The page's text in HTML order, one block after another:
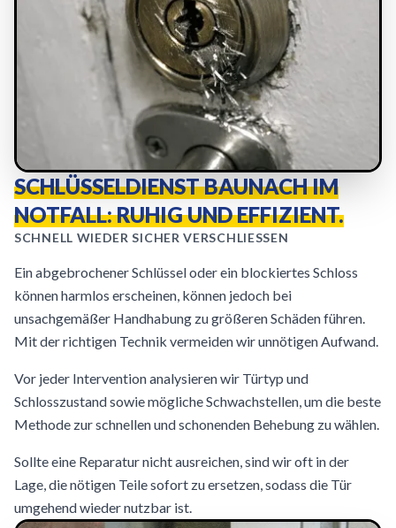
SCHLÜSSELDIENST BAUNACH IM
NOTFALL: RUHIG UND EFFIZIENT.
SCHNELL WIEDER SICHER VERSCHLIESSEN
Ein abgebrochener Schlüssel oder ein blockiertes Schloss
können harmlos erscheinen, können jedoch bei
unsachgemäßer Handhabung zu größeren Schäden führen.
Mit der richtigen Technik vermeiden wir unnötigen Aufwand.
Vor jeder Intervention analysieren wir Türtyp und
Schlosszustand sowie mögliche Schwachstellen, um die beste
Methode zur schnellen und schonenden Behebung zu wählen.
Sollte eine Reparatur nicht ausreichen, sind wir oft in der
Lage, die nötigen Teile sofort zu ersetzen, sodass die Tür
umgehend wieder nutzbar ist.